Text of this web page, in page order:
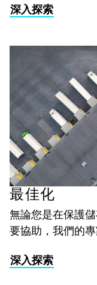
深入探索
最佳化
無論您是在保護
要協助，我們的
深入探索